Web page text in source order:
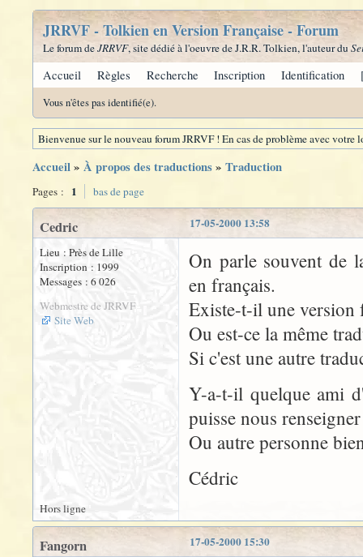
JRRVF - Tolkien en Version Française - Forum
Le forum deJRRVF, site dédié à l'oeuvre de J.R.R. Tolkien, l'auteur du
Accueil Règles Recherche Inscription Identification
Vous n'êtes pas identifié(e).
Bienvenue sur le nouveau forum JRRVF ! En cas de problème avec
Accueil» À propos des traductions» Traduction
Pages : 1 bas de page
17-05-2000 13:58
Cedric
Lieu : Près de Lille
Inscription : 1999
Messages : 6 026
Webmestre de JRRVF
Site Web
On parle souvent de
en français.
Existe-t-il une version
Ou est-ce la même
Si c'est une autre
Y-a-t-il quelque ami
puisse nous
Ou autre personne
Cédric
Hors ligne
17-05-2000 15:30
Fangorn